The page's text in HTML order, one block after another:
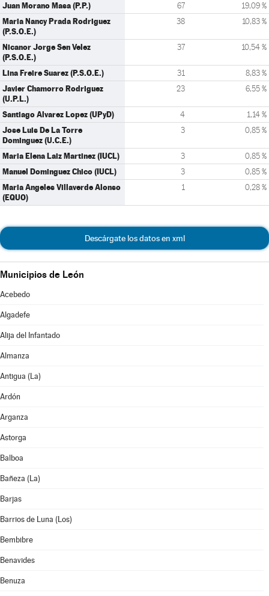
Juan Morano Masa (P.P.) 67 19,09 %
Maria Nancy Prada Rodriguez
(P.S.O.E.)
38 10,83 %
Nicanor Jorge Sen Velez
(P.S.O.E.)
37 10,54 %
Lina Freire Suarez (P.S.O.E.) 31 8,83 %
Javier Chamorro Rodriguez
(U.P.L.)
23 6,55 %
Santiago Alvarez Lopez (UPyD) 4 1,14 %
Jose Luis De La Torre
Dominguez (U.C.E.)
3 0,85 %
Maria Elena Laiz Martinez (IUCL) 3 0,85 %
Manuel Dominguez Chico (IUCL) 3 0,85 %
Maria Angeles Villaverde Alonso
(EQUO)
1 0,28 %
Descárgate los datos en xml
Municipios de León
Acebedo
Algadefe
Alija del Infantado
Almanza
Antigua (La)
Ardón
Arganza
Astorga
Balboa
Bañeza (La)
Barjas
Barrios de Luna (Los)
Bembibre
Benavides
Benuza